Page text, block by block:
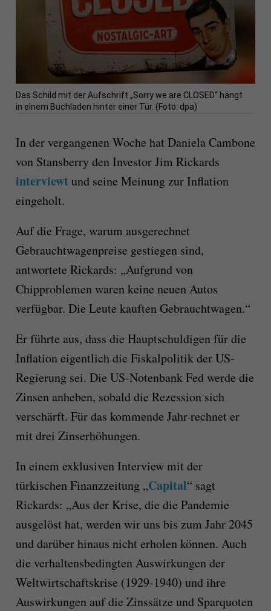
Das Schild mit der Aufschrift „Sorry we are CLOSED“ hängt
in einem Buchladen hinter einer Tür. (Foto: dpa)
In der vergangenen Woche hat Daniela Cambone
von Stansberry den Investor Jim Rickards
interviewt und seine Meinung zur Inflation
eingeholt.
Auf die Frage, warum ausgerechnet
Gebrauchtwagenpreise gestiegen sind,
antwortete Rickards: „Aufgrund von
Chipproblemen waren keine neuen Autos
verfügbar. Die Leute kauften Gebrauchtwagen.“
Er führte aus, dass die Hauptschuldigen für die
Inflation eigentlich die Fiskalpolitik der US-
Regierung sei. Die US-Notenbank Fed werde die
Zinsen anheben, sobald die Rezession sich
verschärft. Für das kommende Jahr rechnet er
mit drei Zinserhöhungen.
In einem exklusiven Interview mit der
türkischen Finanzzeitung „Capital“ sagt
Rickards: „Aus der Krise, die die Pandemie
ausgelöst hat, werden wir uns bis zum Jahr 2045
und darüber hinaus nicht erholen können. Auch
die verhaltensbedingten Auswirkungen der
Weltwirtschaftskrise (1929-1940) und ihre
Auswirkungen auf die Zinssätze und Sparquoten